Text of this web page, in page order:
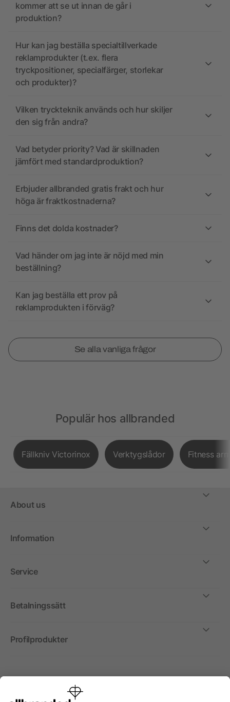
kommer att se ut innan de går i
produktion?
Hur kan jag beställa specialtillverkade
reklamprodukter (t.ex. flera
tryckpositioner, specialfärger, storlekar
och produkter)?
Vilken tryckteknik används och hur skiljer
den sig från andra?
Vad betyder priority? Vad är skillnaden
jämfört med standardproduktion?
Erbjuder allbranded gratis frakt och hur
höga är fraktkostnaderna?
Finns det dolda kostnader?
Vad händer om jag inte är nöjd med min
beställning?
Kan jag beställa ett prov på
reklamprodukten i förväg?
Se alla vanliga frågor
Populär hos allbranded
Fällkniv Victorinox Verktygslådor Fitness
About us
Information
Service
Betalningssätt
Profilprodukter
Internationellt